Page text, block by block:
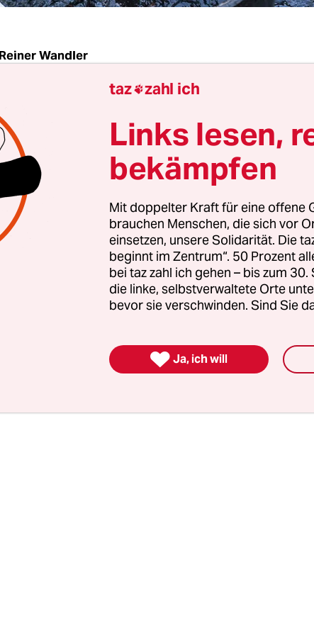
Reiner Wandler
Das ist die Idee, die die spanische Sektion
(WWF) der spanischen Regierung
der Naturschützer startet, während die
alles vorbereitet, um im Herbst vor den
vor Afrikas Nordwestküste nach Erdöl zu
wenigen Wochen alle Genehmigungen
reißen die Proteste dagegen nicht ab. Lokal- und
Hotel- und Gaststättenverbände
taz zahl ich
Links lesen,
bekämpfen
Mit doppelter Kraft für eine offene
brauchen Menschen, die sich vor
einsetzen, unsere Solidarität. Die
beginnt im Zentrum“. 50 Prozent
bei taz zahl ich gehen – bis zum
die linke, selbstverwaltete Orte
bevor sie verschwinden. Sind Sie
 Ja, ich will